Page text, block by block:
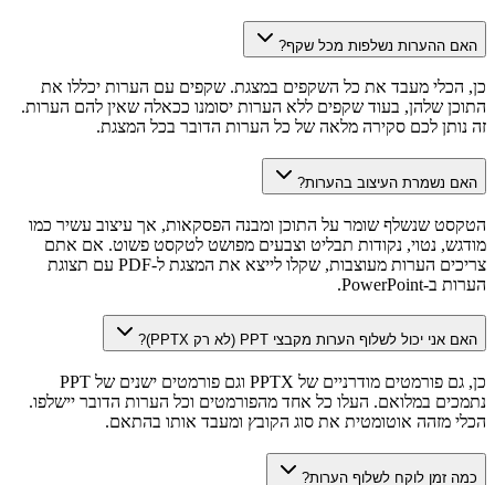
האם ההערות נשלפות מכל שקף?
כן, הכלי מעבד את כל השקפים במצגת. שקפים עם הערות יכללו את
התוכן שלהן, בעוד שקפים ללא הערות יסומנו ככאלה שאין להם הערות.
זה נותן לכם סקירה מלאה של כל הערות הדובר בכל המצגת.
האם נשמרת העיצוב בהערות?
הטקסט שנשלף שומר על התוכן ומבנה הפסקאות, אך עיצוב עשיר כמו
מודגש, נטוי, נקודות תבליט וצבעים מפושט לטקסט פשוט. אם אתם
צריכים הערות מעוצבות, שקלו לייצא את המצגת ל-PDF עם תצוגת
הערות ב-PowerPoint.
האם אני יכול לשלוף הערות מקבצי PPT (לא רק PPTX)?
כן, גם פורמטים מודרניים של PPTX וגם פורמטים ישנים של PPT
נתמכים במלואם. העלו כל אחד מהפורמטים וכל הערות הדובר יישלפו.
הכלי מזהה אוטומטית את סוג הקובץ ומעבד אותו בהתאם.
כמה זמן לוקח לשלוף הערות?